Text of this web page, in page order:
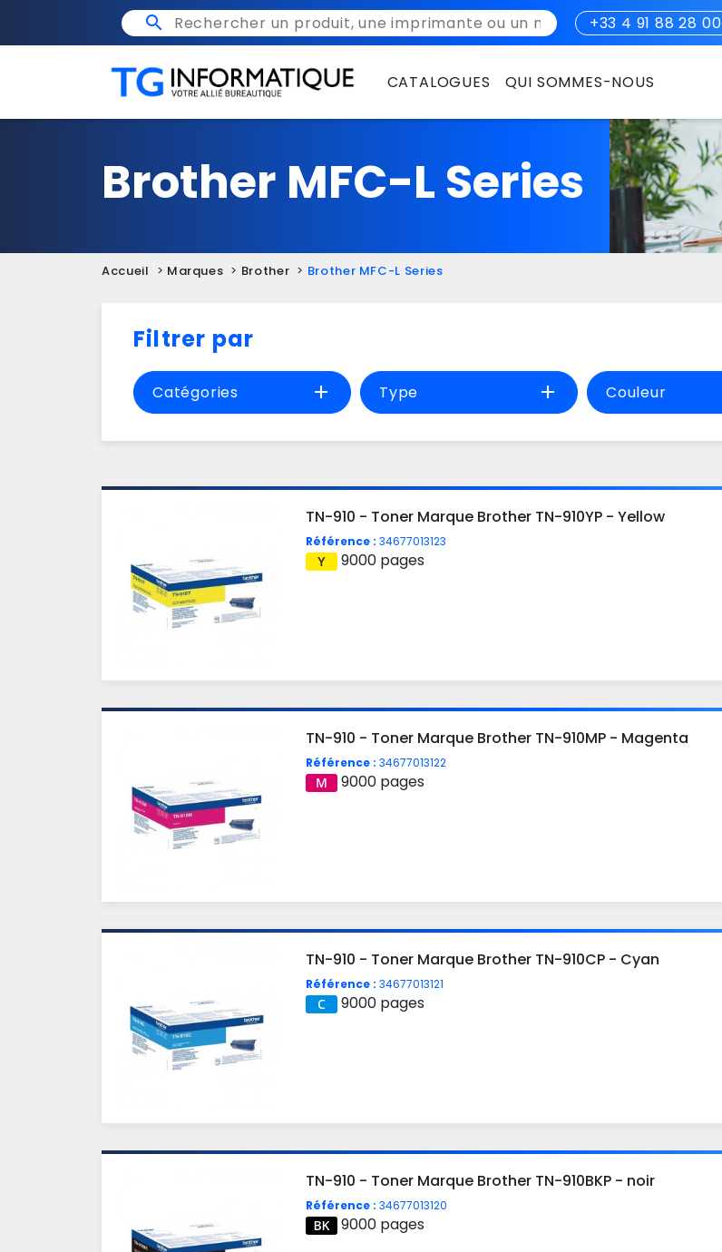
 +33 4 91 88 28 00
CATALOGUES
CATALOGUE PÉRIPHÉRIQUES
QUI SOMMES-NOUS
TG INFORMATIQUE
SWITCH
PÉRIPHÉRIQUES INFORMATIQUES
CYBERSÉCURITÉ
Brother MFC-L Series
Accueil Marques Brother Brother MFC-L Series
Filtrer par
Catégories add Type add Couleur
TN-910 - Toner Marque Brother TN-910YP - Yellow
Référence : 34677013123
9000 pages
TN-910 - Toner Marque Brother TN-910MP - Magenta
Référence : 34677013122
9000 pages
TN-910 - Toner Marque Brother TN-910CP - Cyan
Référence : 34677013121
9000 pages
TN-910 - Toner Marque Brother TN-910BKP - noir
Référence : 34677013120
9000 pages